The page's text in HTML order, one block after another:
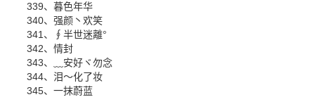
339、暮色年华
340、强颜丶欢笑
341、∮半世迷離°
342、情封
343、﹏安好ヾ勿念
344、泪～化了妆
345、一抹蔚蓝